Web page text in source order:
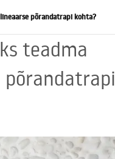
põrandatrapi kohta?
teadma
põrandatrapi